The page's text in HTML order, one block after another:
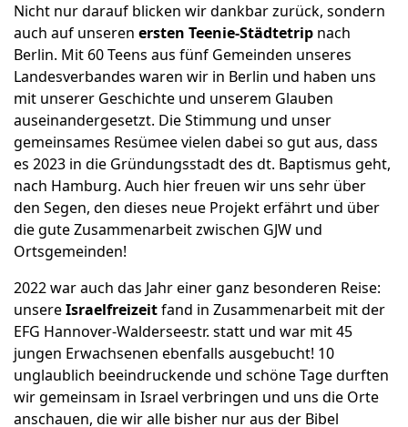
Nicht nur darauf blicken wir dankbar zurück, sondern
auch auf unseren ersten Teenie-Städtetrip nach
Berlin. Mit 60 Teens aus fünf Gemeinden unseres
Landesverbandes waren wir in Berlin und haben uns
mit unserer Geschichte und unserem Glauben
auseinandergesetzt. Die Stimmung und unser
gemeinsames Resümee vielen dabei so gut aus, dass
es 2023 in die Gründungsstadt des dt. Baptismus geht,
nach Hamburg. Auch hier freuen wir uns sehr über
den Segen, den dieses neue Projekt erfährt und über
die gute Zusammenarbeit zwischen GJW und
Ortsgemeinden!
2022 war auch das Jahr einer ganz besonderen Reise:
unsereIsraelfreizeitfand in Zusammenarbeit mit der
EFG Hannover-Walderseestr. statt und war mit 45
jungen Erwachsenen ebenfalls ausgebucht! 10
unglaublich beeindruckende und schöne Tage durften
wir gemeinsam in Israel verbringen und uns die Orte
anschauen, die wir alle bisher nur aus der Bibel